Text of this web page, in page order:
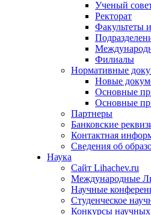
Ученый
Ректорат
Факультеты
Филиалы
Нормативные
Новые
Основные
Основные
Партнеры
Банковские
Контактная
Сведения об
Наука
Сайт Lihachev.ru
Международные
Научные
Студенческое
Конкурсы научных